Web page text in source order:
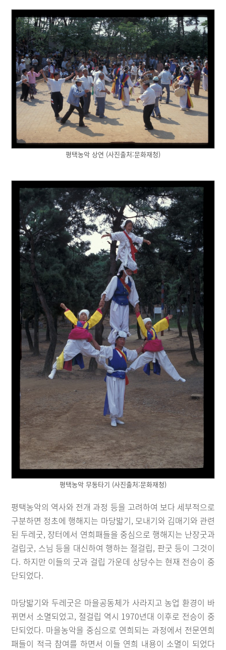
평택농악 상연 (사진출처:문화재청)
평택농악 무동타기 (사진출처:문화재청)
평택농악의 역사와 전개 과정 등을 고려하여 보다 세부적으로
구분하면 정초에 행해지는 마당밟기, 모내기와 김매기와 관련
된 두레굿, 장터에서 연희패들을 중심으로 행해지는 난장굿과
걸립굿, 스님 등을 대신하여 행하는 절걸립, 판굿 등이 그것이
다. 하지만 이들의 굿과 걸립 가운데 상당수는 현재 전승이 중
단되었다.
마당밟기와 두레굿은 마을공동체가 사라지고 농업 환경이 바
뀌면서 소멸되었고, 절걸립 역시 1970년대 이후로 전승이 중
단되었다. 마을농악을 중심으로 연희되는 과정에서 전문연희
패들이 적극 참여를 하면서 이들 연희 내용이 소멸이 되었다